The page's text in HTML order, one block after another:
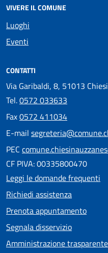
VIVERE IL COMUNE
Luoghi
Eventi
CONTATTI
Via Garibaldi, 8, 51013
Tel.0572 033633
Fax0572 411034
E-mail
PEC
CF PIVA: 00335800470
Leggi le domande frequenti
Richiedi assistenza
Prenota appuntamento
Segnala disservizio
Amministrazione trasparente